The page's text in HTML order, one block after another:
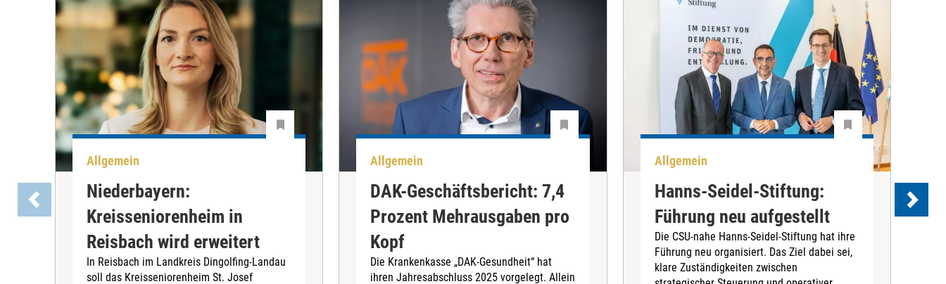
Allgemein
Niederbayern:
Kreisseniorenheim in
Reisbach wird erweitert
In Reisbach im Landkreis Dingolfing-Landau
soll das Kreisseniorenheim St. Josef
Allgemein
DAK-Geschäftsbericht: 7,4
Prozent Mehrausgaben pro
Kopf
Die Krankenkasse „DAK-Gesundheit“ hat
ihren Jahresabschluss 2025 vorgelegt. Allein
Allgemein
Hanns-Seidel-Stiftung:
Führung neu aufgestellt
Die CSU-nahe Hanns-Seidel-Stiftung hat ihre
Führung neu organisiert. Das Ziel dabei sei,
klare Zuständigkeiten zwischen